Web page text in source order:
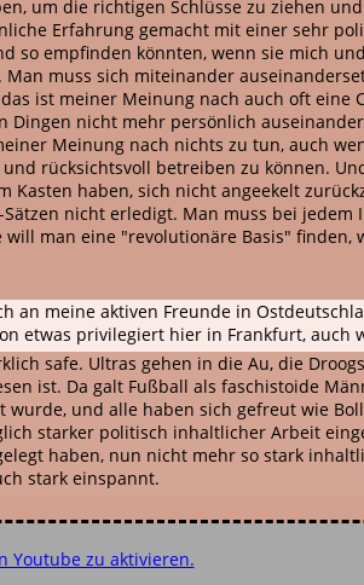
um die richtigen Schlüsse zu ziehen
Erfahrung gemacht mit einer sehr
so empfinden könnten, wenn sie mich
muss sich miteinander
ist meiner Meinung nach auch oft eine
nicht mehr persönlich
Meinung nach nichts zu tun, auch
rücksichtsvoll betreiben zu können.
haben, sich nicht angeekelt
nicht erledigt. Man muss bei
man eine "revolutionäre Basis" finden,
an meine aktiven Freunde in
etwas privilegiert hier in Frankfurt, auch
safe. Ultras gehen in die Au, die
ist. Da galt Fußball als faschistoide
wurde, und alle haben sich gefreut wie
starker politisch inhaltlicher Arbeit
haben, nun nicht mehr so stark
stark einspannt.
Youtube zu aktivieren.